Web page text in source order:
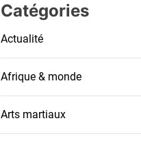
Catégories
Actualité
Afrique & monde
Arts martiaux